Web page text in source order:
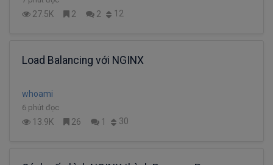
27.5K 2 2 12
Load Balancing với NGINX
whoami
6 phút đọc
13.9K 26 1 30